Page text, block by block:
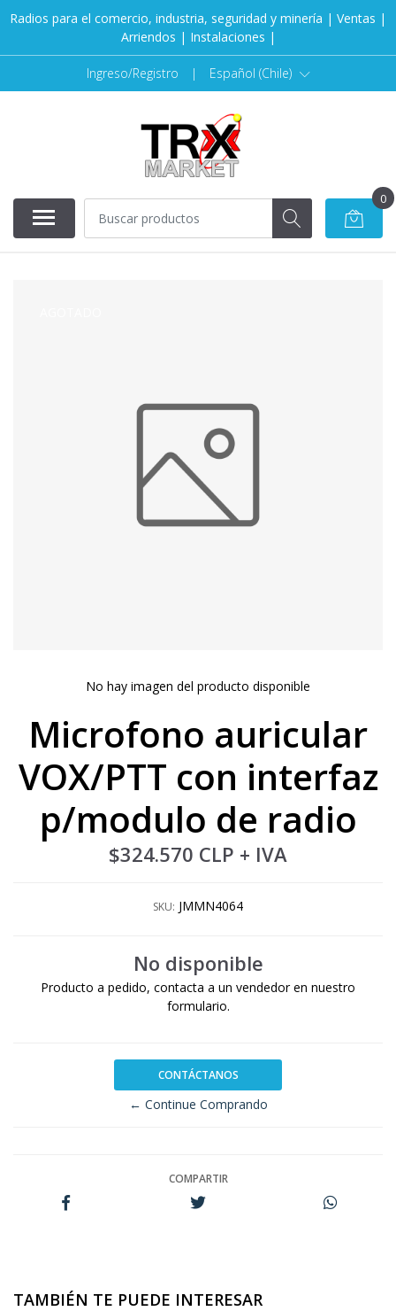
Radios para el comercio, industria, seguridad y minería | Ventas |
Arriendos | Instalaciones |
Ingreso/Registro | Español (Chile)
0
No hay imagen del producto disponible
Microfono auricular
VOX/PTT con interfaz
p/modulo de radio
$324.570 CLP + IVA
SKU: JMMN4064
No disponible
Producto a pedido, contacta a un vendedor en nuestro
formulario.
CONTÁCTANOS
← Continue Comprando
COMPARTIR
TAMBIÉN TE PUEDE INTERESAR